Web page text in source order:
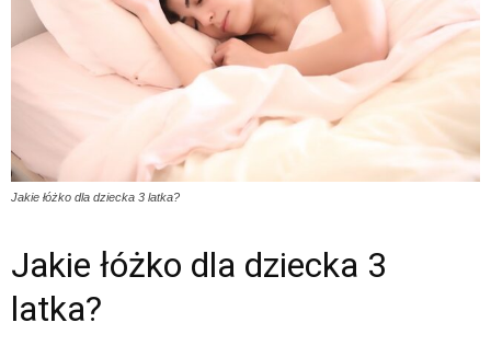
Jakie łóżko dla dziecka 3 latka?
Jakie łóżko dla dziecka 3
latka?